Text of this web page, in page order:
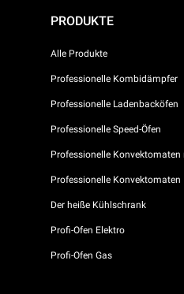
PRODUKTE
Alle Produkte
Professionelle Kombidämpfer
Professionelle Ladenbacköfen
Professionelle Speed-Öfen
Professionelle
Professionelle Konvektomaten
Der heiße Kühlschrank
Profi-Ofen Elektro
Profi-Ofen Gas